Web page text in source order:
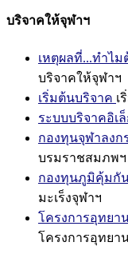
บริจาคให้จุฬาฯ
เหตุผลที่...ทำไ
บริจาคให้จุฬาฯ
เริ่มต้นบริจาค เ
ระบบบริจาคอิเ
กองทุนจุฬาลง
บรมราชสมภพฯ
กองทุนภูมิคุ้มกัน
มะเร็งจุฬาฯ
โครงการอุทยา
โครงการอุทยา